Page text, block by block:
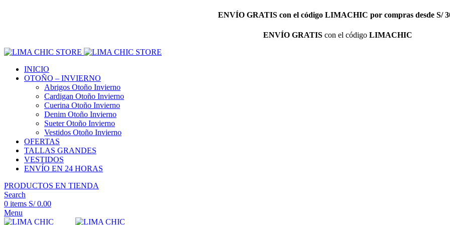
ENVÍO GRATIS con el código LIMACHIC por compras desde S/
ENVÍO GRATIScon el código LIMACHIC
INICIO
OTOÑO – INVIERNO
Abrigos Otoño Invierno
Cardigan Otoño Invierno
Cuerina Otoño Invierno
Denim Otoño Invierno
Sueter Otoño Invierno
Vestidos Otoño Invierno
OFERTAS
TALLAS GRANDES
VESTIDOS
ENVÍO EN 24 HORAS
PRODUCTOS EN TIENDA
Search
0 items S/0.00
Menu